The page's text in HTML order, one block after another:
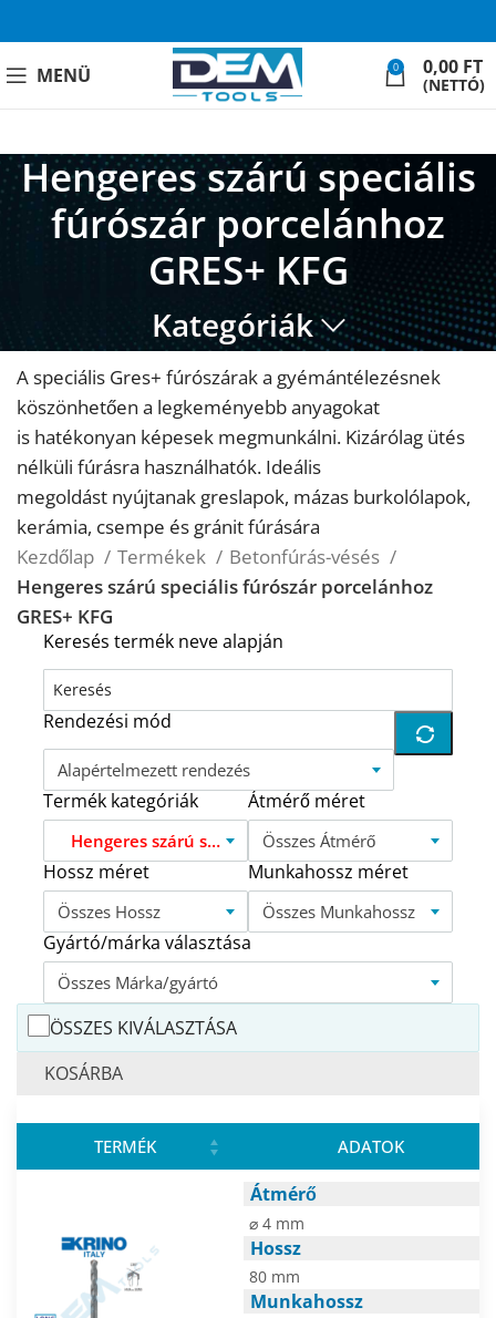
MENÜ 0 0,00 FT
(NETTÓ)
Hengeres szárú speciális
fúrószár porcelánhoz
GRES+ KFG
Kategóriák
A speciális Gres+ fúrószárak a gyémántélezésnek
köszönhetően a legkeményebb anyagokat
is hatékonyan képesek megmunkálni. Kizárólag ütés
nélküli fúrásra használhatók. Ideális
megoldást nyújtanak greslapok, mázas burkolólapok,
kerámia, csempe és gránit fúrására
Kezdőlap
Termékek
Betonfúrás-vésés
Hengeres szárú speciális fúrószár porcelánhoz
GRES+ KFG
Keresés termék neve alapján
Rendezési mód
Alapértelmezett rendezés
Termék kategóriák
Hengeres szárú speciális fúrószár porcelánhoz GRES+ KFG
Átmérő méret
Összes Átmérő
Hossz méret
Összes Hossz
Munkahossz méret
Összes Munkahossz
Gyártó/márka választása
Összes Márka/gyártó
ÖSSZES KIVÁLASZTÁSA
KOSÁRBA
TERMÉK ADATOK
Átmérő
⌀ 4 mm
Hossz
80 mm
Munkahossz